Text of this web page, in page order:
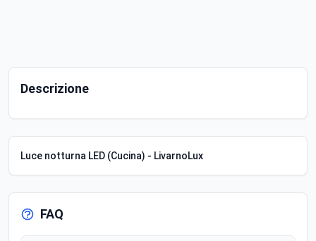
Descrizione
Luce notturna LED (Cucina) - LivarnoLux
FAQ